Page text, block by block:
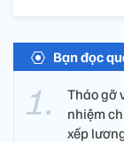
Bạn đọc
Tháo gỡ
nhiệm
xếp